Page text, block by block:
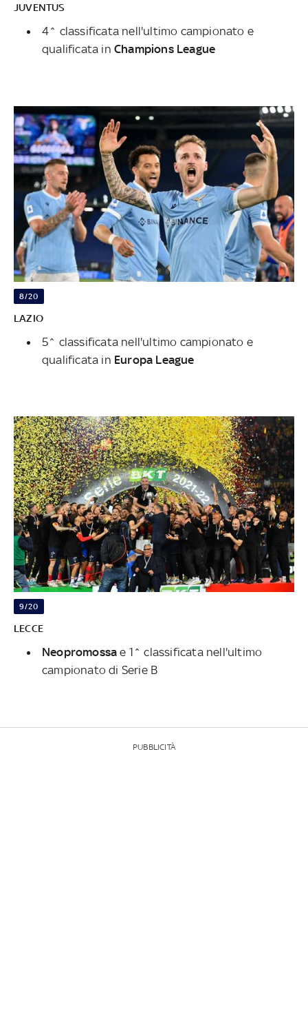
JUVENTUS
4^ classificata nell'ultimo campionato e
qualificata in Champions League
8/20
LAZIO
5^ classificata nell'ultimo campionato e
qualificata in Europa League
9/20
LECCE
Neopromossa e 1^ classificata nell'ultimo
campionato di Serie B
PUBBLICITÀ